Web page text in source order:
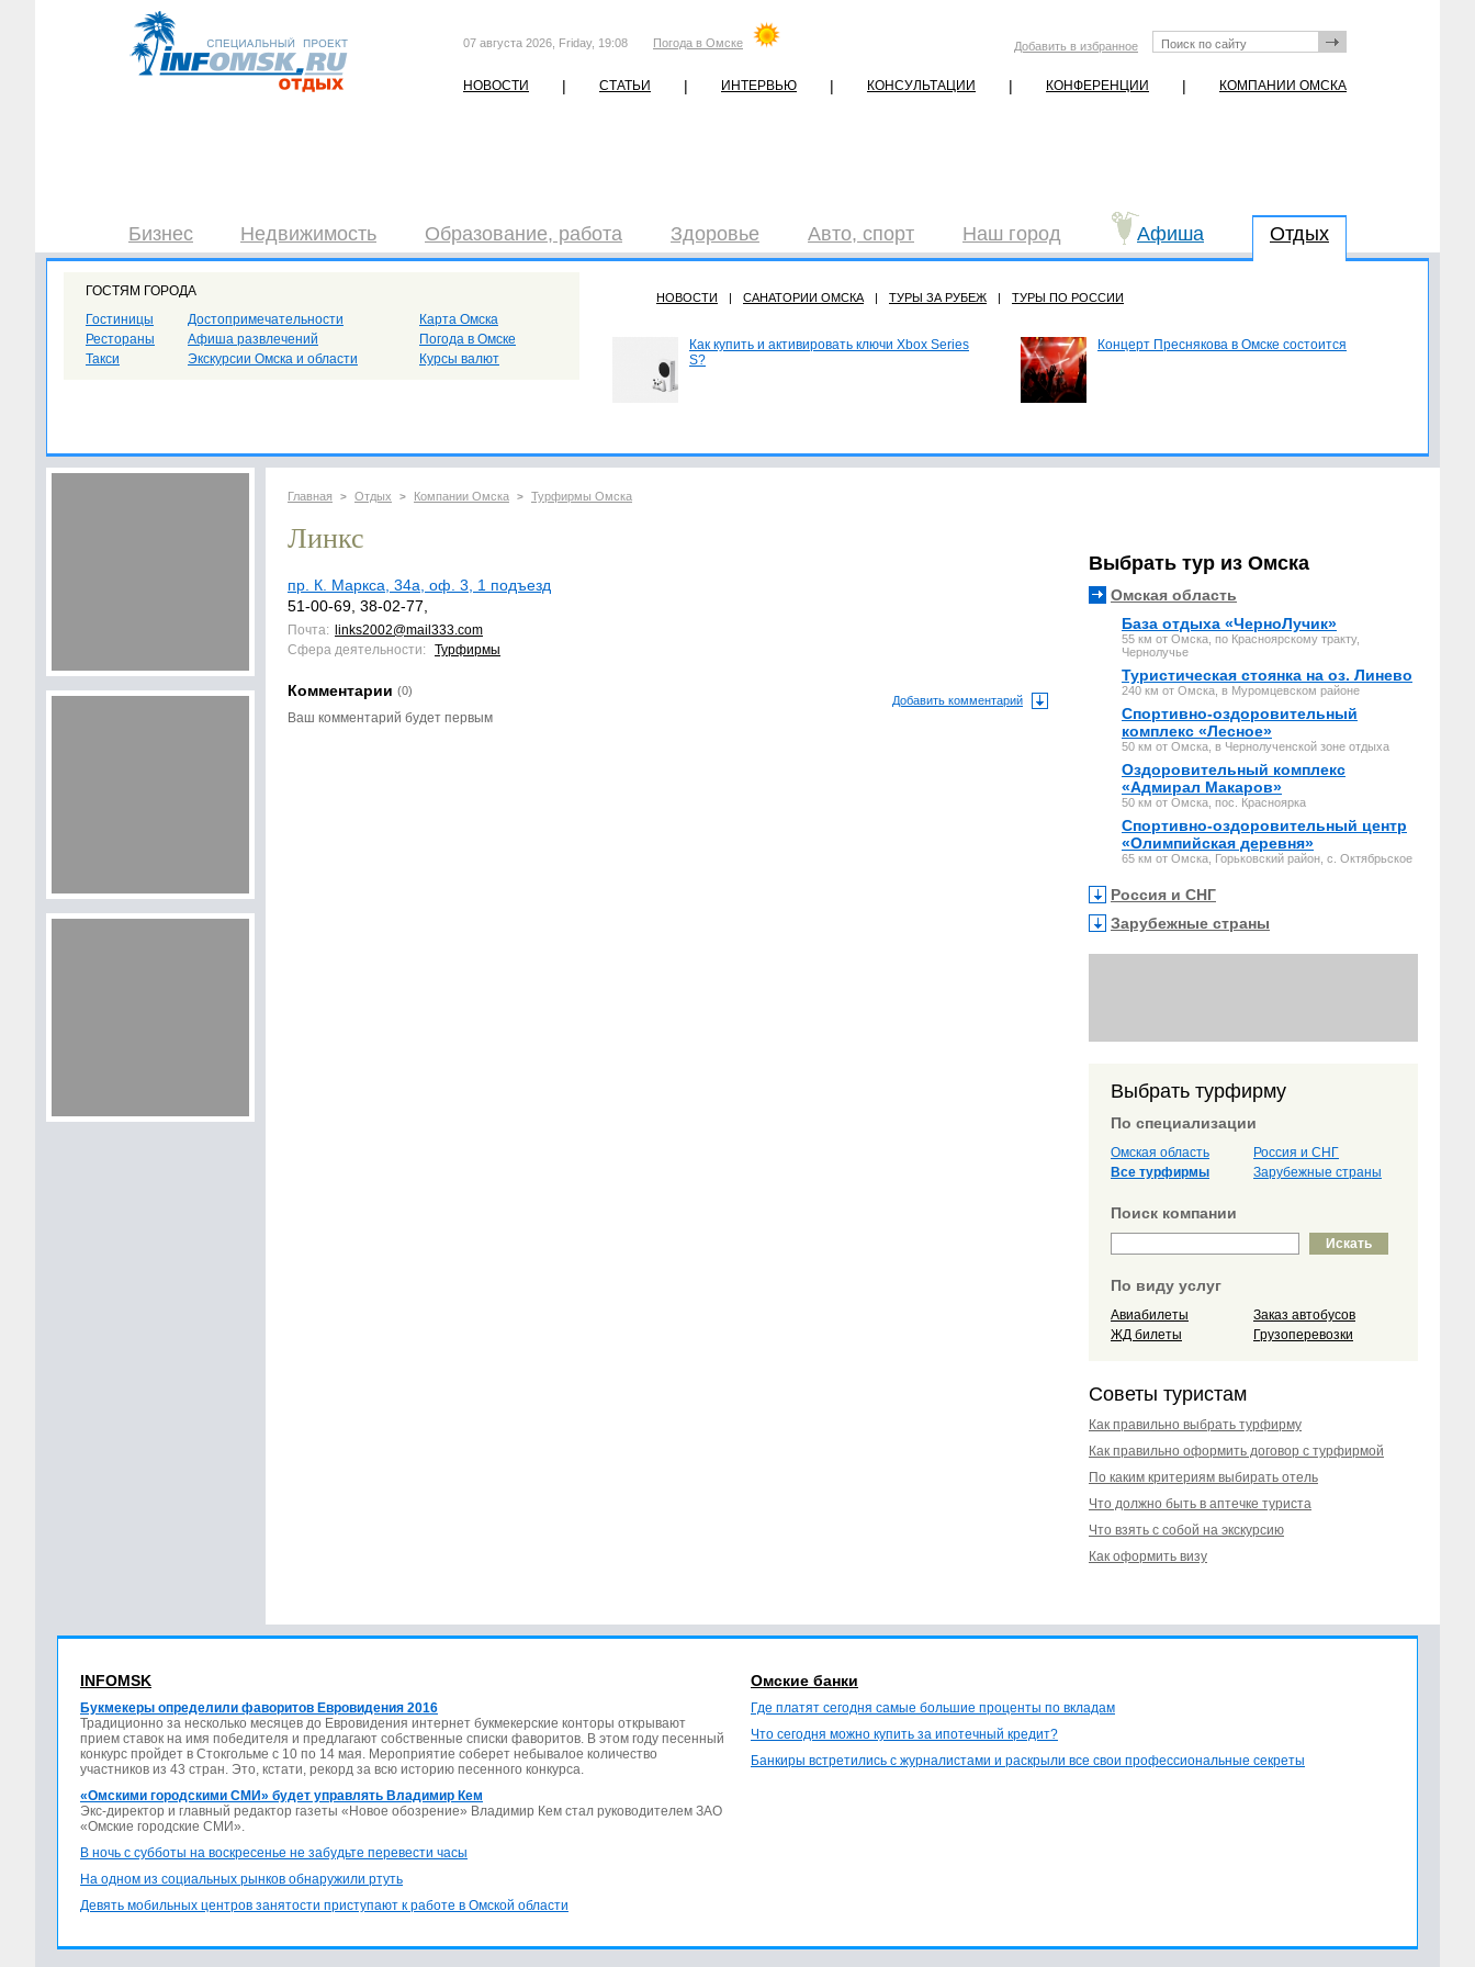
07 августа 2026, Friday, 19:08 Погода в Омске Добавить в избранное
НОВОСТИ | СТАТЬИ | ИНТЕРВЬЮ | КОНСУЛЬТАЦИИ | КОНФЕРЕНЦИИ | КОМПАНИИ ОМСКА
Бизнес Недвижимость Образование, работа Здоровье Авто, спорт Наш город Афиша Отдых
ГОСТЯМ ГОРОДА
Гостиницы
Рестораны
Такси
Достопримечательности
Афиша развлечений
Экскурсии Омска и области
Карта Омска
Погода в Омске
Курсы валют
НОВОСТИ | САНАТОРИИ ОМСКА | ТУРЫ ЗА РУБЕЖ | ТУРЫ ПО РОССИИ
Как купить и активировать ключи Xbox Series
S?
Концерт Преснякова в Омске состоится
Главная > Отдых > Компании Омска > Турфирмы Омска
Линкс
пр. К. Маркса, 34а, оф. 3, 1 подъезд
51-00-69, 38-02-77,
Почта: links2002@mail333.com
Сфера деятельности: Турфирмы
Добавить комментарий
Комментарии (0)
Ваш комментарий будет первым
Выбрать тур из Омска
Омская область
База отдыха «ЧерноЛучик»
55 км от Омска, по Красноярскому тракту,
Чернолучье
Туристическая стоянка на оз. Линево
240 км от Омска, в Муромцевском районе
Спортивно-оздоровительный
комплекс «Лесное»
50 км от Омска, в Чернолученской зоне отдыха
Оздоровительный комплекс
«Адмирал Макаров»
50 км от Омска, пос. Красноярка
Спортивно-оздоровительный центр
«Олимпийская деревня»
65 км от Омска, Горьковский район, с. Октябрьское
Россия и СНГ
Зарубежные страны
Выбрать турфирму
По специализации
Омская область
Все турфирмы
Россия и СНГ
Зарубежные страны
Поиск компании
По виду услуг
Авиабилеты
ЖД билеты
Заказ автобусов
Грузоперевозки
Советы туристам
Как правильно выбрать турфирму
Как правильно оформить договор с турфирмой
По каким критериям выбирать отель
Что должно быть в аптечке туриста
Что взять с собой на экскурсию
Как оформить визу
INFOMSK
Букмекеры определили фаворитов Евровидения 2016
Традиционно за несколько месяцев до Евровидения интернет букмекерские конторы открывают
прием ставок на имя победителя и предлагают собственные списки фаворитов. В этом году песенный
конкурс пройдет в Стокгольме с 10 по 14 мая. Мероприятие соберет небывалое количество
участников из 43 стран. Это, кстати, рекорд за всю историю песенного конкурса.
«Омскими городскими СМИ» будет управлять Владимир Кем
Экс-директор и главный редактор газеты «Новое обозрение» Владимир Кем стал руководителем ЗАО
«Омские городские СМИ».
В ночь с субботы на воскресенье не забудьте перевести часы
На одном из социальных рынков обнаружили ртуть
Девять мобильных центров занятости приступают к работе в Омской области
Омские банки
Где платят сегодня самые большие проценты по вкладам
Что сегодня можно купить за ипотечный кредит?
Банкиры встретились с журналистами и раскрыли все свои профессиональные секреты